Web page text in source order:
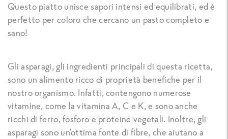
Questo piatto unisce sapori intensi ed equilibrati, ed è
perfetto per coloro che cercano un pasto completo e
sano!
Gli asparagi, gli ingredienti principali di questa ricetta,
sono un alimento ricco di proprietà benefiche per il
nostro organismo. Infatti, contengono numerose
vitamine, come la vitamina A, C e K, e sono anche
ricchi di ferro, fosforo e proteine vegetali. Inoltre, gli
asparagi sono un’ottima fonte di fibre, che aiutano a